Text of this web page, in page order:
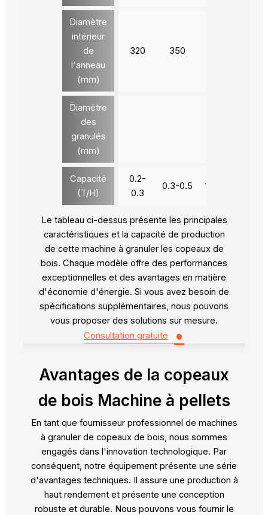
Diamètre
intérieur
de
l'anneau
(mm)
320 350
Diamètre
des
granulés
(mm)
Capacité
(T/H)
0.2-
0.3
0.3-0.5 1.0-1.2
Le tableau ci-dessus présente les principales
caractéristiques et la capacité de production
de cette machine à granuler les copeaux de
bois. Chaque modèle offre des performances
exceptionnelles et des avantages en matière
d'économie d'énergie. Si vous avez besoin de
spécifications supplémentaires, nous pouvons
vous proposer des solutions sur mesure.
Consultation gratuite
•
Avantages de la copeaux
de bois Machine à pellets
En tant que fournisseur professionnel de machines
à granuler de copeaux de bois, nous sommes
engagés dans l'innovation technologique. Par
conséquent, notre équipement présente une série
d'avantages techniques. Il assure une production à
haut rendement et présente une conception
robuste et durable. Nous pouvons vous fournir le